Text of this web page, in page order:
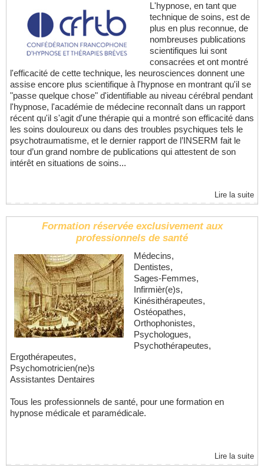
L'hypnose, en tant que
technique de soins, est de
plus en plus reconnue, de
nombreuses publications
scientifiques lui sont
consacrées et ont montré
l'efficacité de cette technique, les neurosciences donnent une
assise encore plus scientifique à l'hypnose en montrant qu'il se
"passe quelque chose" d'identifiable au niveau cérébral pendant
l'hypnose, l'académie de médecine reconnaît dans un rapport
récent qu'il s'agit d'une thérapie qui a montré son efficacité dans
les soins douloureux ou dans des troubles psychiques tels le
psychotraumatisme, et le dernier rapport de l’INSERM fait le
tour d’un grand nombre de publications qui attestent de son
intérêt en situations de soins...
Lire la suite
Formation réservée exclusivement aux
professionnels de santé
Médecins,
Dentistes,
Sages-Femmes,
Infirmièr(e)s,
Kinésithérapeutes,
Ostéopathes,
Orthophonistes,
Psychologues,
Psychothérapeutes,
Ergothérapeutes,
Psychomotricien(ne)s
Assistantes Dentaires
Tous les professionnels de santé, pour une formation en
hypnose médicale et paramédicale.
Lire la suite